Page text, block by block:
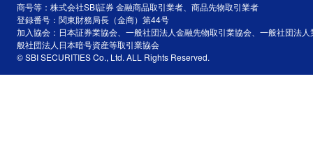
商号等：株式会社SBI証券 金融商品取引業者、商品先物取引業者
登録番号：関東財務局長（金商）第44号
加入協会：日本証券業協会、一般社団法人金融先物取引業協会、一般社団法
般社団法人日本暗号資産等取引業協会
© SBI SECURITIES Co., Ltd. ALL Rights Reserved.